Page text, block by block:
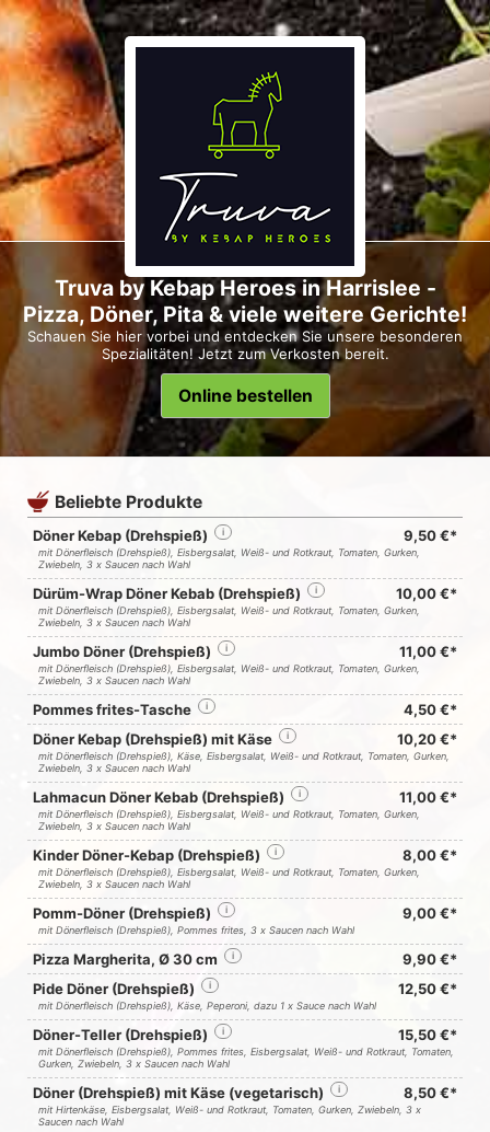
Truva by Kebap Heroes in Harrislee -
Pizza, Döner, Pita & viele weitere Gerichte!
Schauen Sie hier vorbei und entdecken Sie unsere besonderen
Spezialitäten! Jetzt zum Verkosten bereit.
Online bestellen
Beliebte Produkte
Döner Kebap (Drehspieß) i 9,50 €*
mit Dönerfleisch (Drehspieß), Eisbergsalat, Weiß- und Rotkraut, Tomaten, Gurken,
Zwiebeln, 3 x Saucen nach Wahl
Dürüm-Wrap Döner Kebab (Drehspieß) i 10,00 €*
mit Dönerfleisch (Drehspieß), Eisbergsalat, Weiß- und Rotkraut, Tomaten, Gurken,
Zwiebeln, 3 x Saucen nach Wahl
Jumbo Döner (Drehspieß) i 11,00 €*
mit Dönerfleisch (Drehspieß), Eisbergsalat, Weiß- und Rotkraut, Tomaten, Gurken,
Zwiebeln, 3 x Saucen nach Wahl
Pommes frites-Tasche i
4,50 €*
Döner Kebap (Drehspieß) mit Käse
i 10,20 €*
mit Dönerfleisch (Drehspieß), Käse, Eisbergsalat, Weiß- und Rotkraut, Tomaten, Gurken,
Zwiebeln, 3 x Saucen nach Wahl
Lahmacun Döner Kebab (Drehspieß) i 11,00 €*
mit Dönerfleisch (Drehspieß), Eisbergsalat, Weiß- und Rotkraut, Tomaten, Gurken,
Zwiebeln, 3 x Saucen nach Wahl
Kinder Döner-Kebap (Drehspieß) i 8,00 €*
mit Dönerfleisch (Drehspieß), Eisbergsalat, Weiß- und Rotkraut, Tomaten, Gurken,
Zwiebeln, 3 x Saucen nach Wahl
Pomm-Döner (Drehspieß) i 9,00 €*
mit Dönerfleisch (Drehspieß), Pommes frites, 3 x Saucen nach Wahl
Pizza Margherita, Ø 30 cm i
9,90 €*
Pide Döner (Drehspieß)
i 12,50 €*
mit Dönerfleisch (Drehspieß), Käse, Peperoni, dazu 1 x Sauce nach Wahl
Döner-Teller (Drehspieß) i 15,50 €*
mit Dönerfleisch (Drehspieß), Pommes frites, Eisbergsalat, Weiß- und Rotkraut, Tomaten,
Gurken, Zwiebeln, 3 x Saucen nach Wahl
Döner (Drehspieß) mit Käse (vegetarisch) i 8,50 €*
mit Hirtenkäse, Eisbergsalat, Weiß- und Rotkraut, Tomaten, Gurken, Zwiebeln, 3 x
Saucen nach Wahl